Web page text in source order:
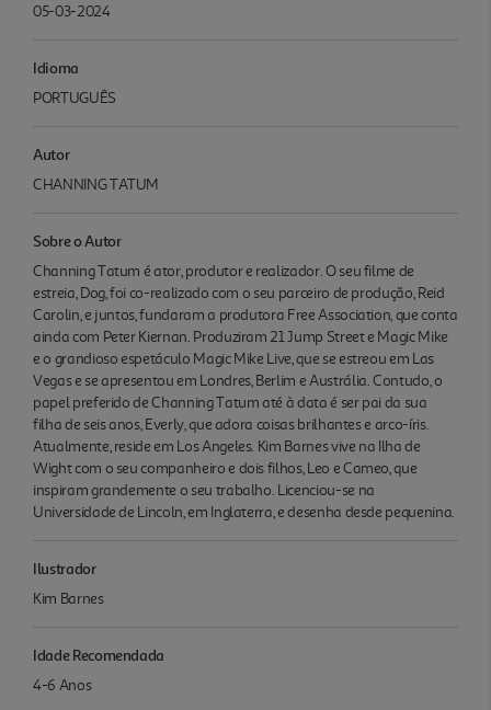
05-03-2024
Idioma
PORTUGUÊS
Autor
CHANNING TATUM
Sobre o Autor
Channing Tatum é ator, produtor e realizador. O seu filme de
estreia, Dog, foi co-realizado com o seu parceiro de produção, Reid
Carolin, e juntos, fundaram a produtora Free Association, que conta
ainda com Peter Kiernan. Produziram 21 Jump Street e Magic Mike
e o grandioso espetáculo Magic Mike Live, que se estreou em Las
Vegas e se apresentou em Londres, Berlim e Austrália. Contudo, o
papel preferido de Channing Tatum até à data é ser pai da sua
filha de seis anos, Everly, que adora coisas brilhantes e arco-íris.
Atualmente, reside em Los Angeles. Kim Barnes vive na Ilha de
Wight com o seu companheiro e dois filhos, Leo e Cameo, que
inspiram grandemente o seu trabalho. Licenciou-se na
Universidade de Lincoln, em Inglaterra, e desenha desde pequenina.
Ilustrador
Kim Barnes
Idade Recomendada
4-6 Anos